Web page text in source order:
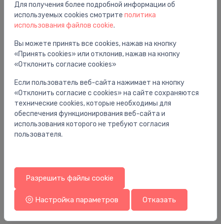
Вам также может понравиться
Приводы седельных клапанов
AME 655 motors sēžas vārstam, 230 V, 2-
6s/mm, 2000N
1,563.71 €
Для получения более подробной информации об
используемых cookies смотрите политика
использования файлов cookie.
Вы можете принять все cookies, нажав на кнопку
«Принять cookies» или отклонив, нажав на кнопку
«Отклонить согласие cookies»
Если пользователь веб-сайта нажимает на кнопку
«Отклонить согласие с cookies» на сайте сохраняются
технические cookies, которые необходимы для
обеспечения функционирования веб-сайта и
использования которого не требуют согласия
пользователя.
Разрешить файлы cookie
Настройка параметров Отказать